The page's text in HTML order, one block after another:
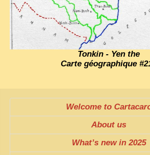
Tonkin - Yen the
Carte géographique
Welcome to
About us
What’s new in 2025